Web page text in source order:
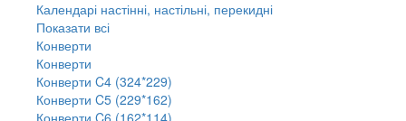
Календарі настінні, настільні, перекидні
Показати всі
Конверти
Конверти
Конверти C4 (324*229)
Конверти C5 (229*162)